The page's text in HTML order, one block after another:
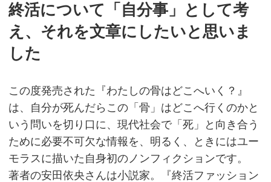
終活について「自分事」として考
え、それを文章にしたいと思いま
した
この度発売された『わたしの骨はどこへいく？』
は、自分が死んだらこの「骨」はどこへ行くのかと
いう問いを切り口に、現代社会で「死」と向き合う
ために必要不可欠な情報を、明るく、ときにはユー
モラスに描いた自身初のノンフィクションです。
著者の安田依央さんは小説家。『終活ファッション